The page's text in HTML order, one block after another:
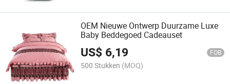
OEM Nieuwe Ontwerp Duurzame Luxe
Baby Beddegoed Cadeauset
US$ 6,19 FOB
500 Stukken (MOQ)